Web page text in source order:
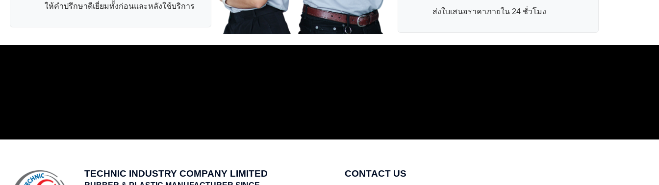
ให้คำปรึกษาดีเยี่ยมทั้งก่อนและหลังใช้บริการ
ส่งใบเสนอราคาภายใน 24 ชั่วโมง
TECHNIC INDUSTRY COMPANY LIMITED CONTACT US